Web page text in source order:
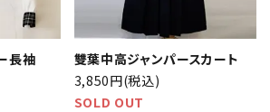
長袖
雙葉中高ジャンパースカート
3,850円(税込)
SOLD OUT